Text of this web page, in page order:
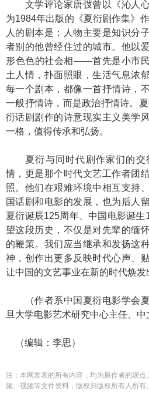
文学评论家唐弢曾以《沁人心
为1984年出版的《夏衍剧作集》
人的剧本是：人物主要是知识分
者别的他曾经住过的城市。他以
形色色的社会相——首先是小市
土人情，扑面照眼，生活气息浓
每一个剧本，都像一首抒情诗，
一般抒情诗，而是政治抒情诗。
衍话剧剧作的诗意现实主义美学
一格，值得传承和弘扬。
夏衍与同时代剧作家们的交
情，更是那个时代文艺工作者团
照。他们在艰难环境中相互支持
国话剧和电影的发展，也为后人
夏衍诞辰125周年、中国电影诞生
望这段历史，不仅是对先辈的缅
的鞭策。我们应当继承和发扬这
神，创作出更多反映时代心声、
让中国的文艺事业在新的时代焕发
（作者系中国夏衍电影学会夏
旦大学电影艺术研究中心主任、中
（编辑：李思）
注：本网发表的所有内容，均为原作者的观
频、视频等文件资料，版权归版权所有人所有。